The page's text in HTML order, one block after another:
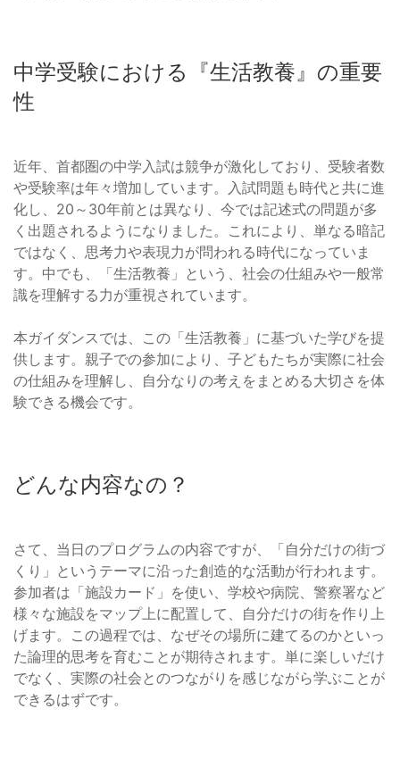
中学受験における『生活教養』の重要
性
近年、首都圏の中学入試は競争が激化しており、受験者数
や受験率は年々増加しています。入試問題も時代と共に進
化し、20～30年前とは異なり、今では記述式の問題が多
く出題されるようになりました。これにより、単なる暗記
ではなく、思考力や表現力が問われる時代になっていま
す。中でも、「生活教養」という、社会の仕組みや一般常
識を理解する力が重視されています。
本ガイダンスでは、この「生活教養」に基づいた学びを提
供します。親子での参加により、子どもたちが実際に社会
の仕組みを理解し、自分なりの考えをまとめる大切さを体
験できる機会です。
どんな内容なの？
さて、当日のプログラムの内容ですが、「自分だけの街づ
くり」というテーマに沿った創造的な活動が行われます。
参加者は「施設カード」を使い、学校や病院、警察署など
様々な施設をマップ上に配置して、自分だけの街を作り上
げます。この過程では、なぜその場所に建てるのかといっ
た論理的思考を育むことが期待されます。単に楽しいだけ
でなく、実際の社会とのつながりを感じながら学ぶことが
できるはずです。